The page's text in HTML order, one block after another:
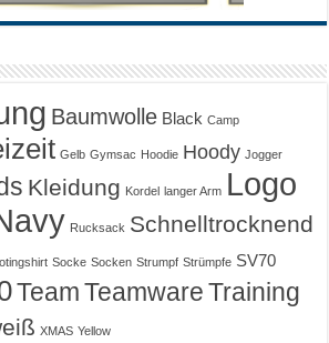
Baumwolle Black Camp
Gelb Gymsac Hoodie Hoody Jogger
Kleidung Kordel langer Arm Logo
Rucksack Schnelltrocknend
Socke Socken Strumpf Strümpfe SV70
Team Teamware Training
XMAS Yellow